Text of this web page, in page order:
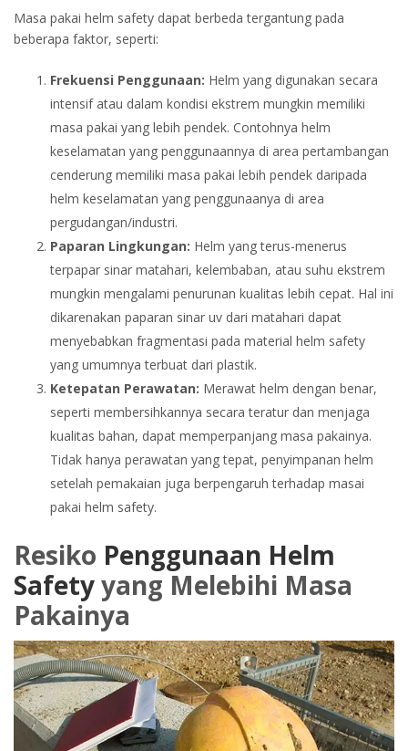
Masa pakai helm safety dapat berbeda tergantung pada
beberapa faktor, seperti:
Frekuensi Penggunaan: Helm yang digunakan secara
intensif atau dalam kondisi ekstrem mungkin memiliki
masa pakai yang lebih pendek. Contohnya helm
keselamatan yang penggunaannya di area pertambangan
cenderung memiliki masa pakai lebih pendek daripada
helm keselamatan yang penggunaanya di area
pergudangan/industri.
Paparan Lingkungan: Helm yang terus-menerus
terpapar sinar matahari, kelembaban, atau suhu ekstrem
mungkin mengalami penurunan kualitas lebih cepat. Hal ini
dikarenakan paparan sinar uv dari matahari dapat
menyebabkan fragmentasi pada material helm safety
yang umumnya terbuat dari plastik.
Ketepatan Perawatan: Merawat helm dengan benar,
seperti membersihkannya secara teratur dan menjaga
kualitas bahan, dapat memperpanjang masa pakainya.
Tidak hanya perawatan yang tepat, penyimpanan helm
setelah pemakaian juga berpengaruh terhadap masai
pakai helm safety.
Resiko Penggunaan Helm
Safetyyang Melebihi Masa
Pakainya